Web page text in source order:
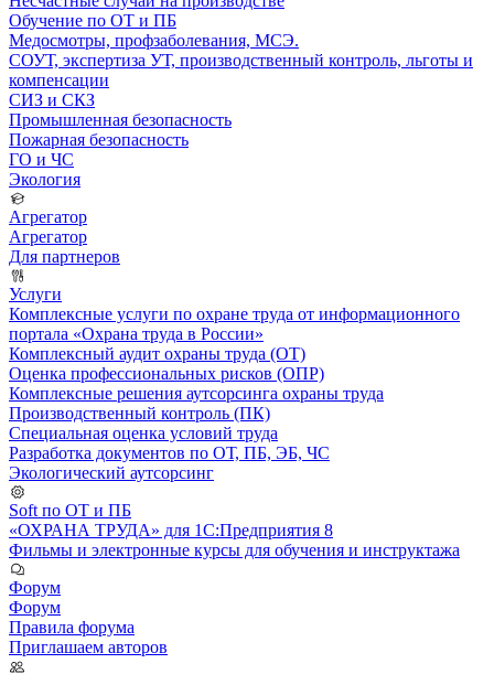
Обучение по ОТ и ПБ
Медосмотры, профзаболевания, МСЭ.
СОУТ, экспертиза УТ, производственный контроль, льготы и
компенсации
СИЗ и СКЗ
Промышленная безопасность
Пожарная безопасность
ГО и ЧС
Экология
Агрегатор
Агрегатор
Для партнеров
Услуги
Комплексные услуги по охране труда от информационного
портала «Охрана труда в России»
Комплексный аудит охраны труда (ОТ)
Оценка профессиональных рисков (ОПР)
Комплексные решения аутсорсинга охраны труда
Производственный контроль (ПК)
Специальная оценка условий труда
Разработка документов по ОТ, ПБ, ЭБ, ЧС
Экологический аутсорсинг
Soft по ОТ и ПБ
«ОХРАНА ТРУДА» для 1С:Предприятия 8
Фильмы и электронные курсы для обучения и инструктажа
Форум
Форум
Правила форума
Приглашаем авторов